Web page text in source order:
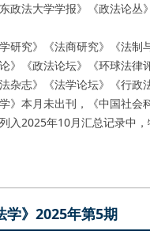
政法大学学报》《政法论丛
究》《法商研究》《法制
》《政法论坛》《环球法律
杂志》《法学论坛》《行政
》本月未出刊，《中国社会
入2025年10月汇总记录中，
学》2025年第5期